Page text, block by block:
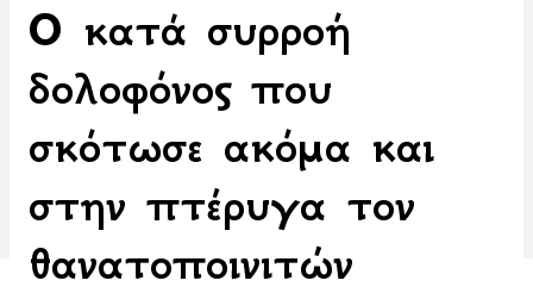
O κατά συρροή
δολοφόνος που
σκότωσε ακόμα και
στην πτέρυγα τον
θανατοποινιτών